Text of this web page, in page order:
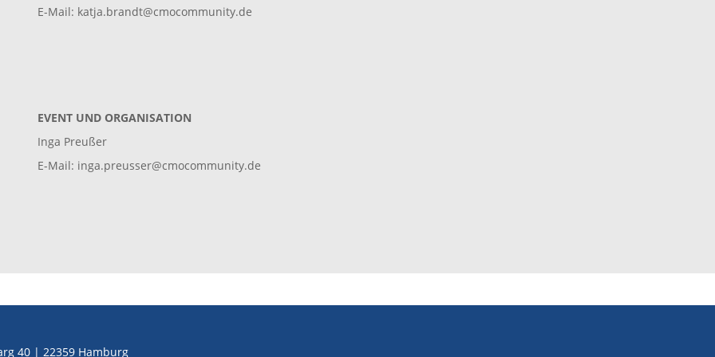
E-Mail: katja.brandt@cmocommunity.de
EVENT UND ORGANISATION
Inga Preußer
E-Mail: inga.preusser@cmocommunity.de
40 | 22359 Hamburg